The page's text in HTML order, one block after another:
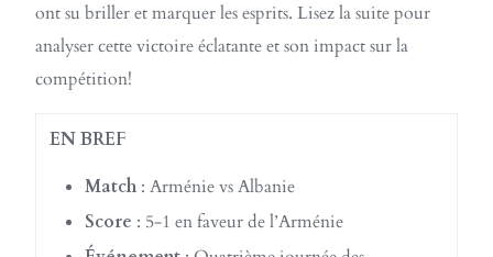
ont su briller et marquer les esprits. Lisez la suite pour
analyser cette victoire éclatante et son impact sur la
compétition!
EN BREF
Match : Arménie vs Albanie
Score : 5-1 en faveur de l’Arménie